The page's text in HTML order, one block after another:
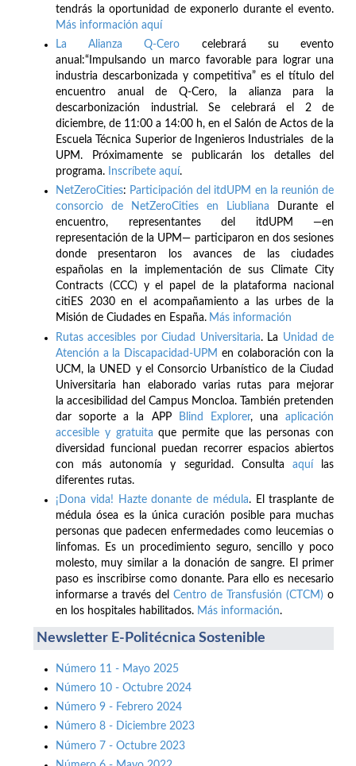
tendrás la oportunidad de exponerlo durante el evento.
Más información aquí
La Alianza Q-Cero celebrará su evento
anual:“Impulsando un marco favorable para lograr una
industria descarbonizada y competitiva” es el título del
encuentro anual de Q-Cero, la alianza para la
descarbonización industrial. Se celebrará el 2 de
diciembre, de 11:00 a 14:00 h, en el Salón de Actos de la
Escuela Técnica Superior de Ingenieros Industriales de la
UPM. Próximamente se publicarán los detalles del
programa.
Inscríbete aquí.
NetZeroCities: Participación del itdUPM en la reunión de
consorcio de NetZeroCities en Liubliana Durante el
encuentro, representantes del itdUPM —en
representación de la UPM— participaron en dos sesiones
donde presentaron los avances de las ciudades
españolas en la implementación de sus Climate City
Contracts (CCC) y el papel de la plataforma nacional
citiES 2030 en el acompañamiento a las urbes de la
Misión de Ciudades en España. Más información
Rutas accesibles por Ciudad Universitaria. La Unidad de
Atención a la Discapacidad-UPM en colaboración con la
UCM, la UNED y el Consorcio Urbanístico de la Ciudad
Universitaria han elaborado varias rutas para mejorar
la accesibilidad del Campus Moncloa. También pretenden
dar soporte a la APP
Blind Explorer, una aplicación
accesible y gratuita que permite que las personas con
diversidad funcional puedan recorrer espacios abiertos
con más autonomía y seguridad. Consulta aquílas
diferentes rutas.
¡Dona vida! Hazte donante de médula. El trasplante de
médula ósea es la única curación posible para muchas
personas que padecen enfermedades como leucemias o
linfomas. Es un procedimiento seguro, sencillo y poco
molesto, muy similar a la donación de sangre. El primer
paso es inscribirse como donante. Para ello es necesario
informarse a través del Centro de Transfusión (CTCM) o
en los hospitales habilitados. Más información.
Newsletter E-Politécnica Sostenible
Número 11 - Mayo 2025
Número 10 - Octubre 2024
Número 9 - Febrero 2024
Número 8 - Diciembre 2023
Número 7 - Octubre 2023